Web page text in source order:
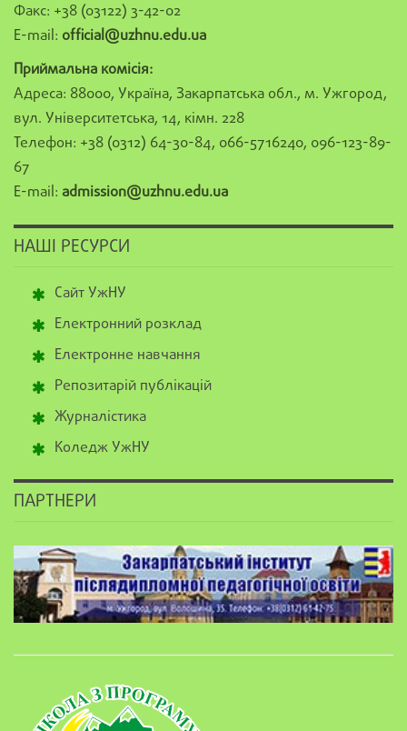
Факс: +38 (03122) 3-42-02
E-mail: official@uzhnu.edu.ua
Приймальна комісія:
Адреса: 88000, Україна, Закарпатська обл., м. Ужгород,
вул. Університетська, 14, кімн. 228
Телефон: +38 (0312) 64-30-84, 066-5716240, 096-123-89-
67
E-mail: admission@uzhnu.edu.ua
НАШІ РЕСУРСИ
Сайт УжНУ
Електронний розклад
Електронне навчання
Репозитарій публікацій
Журналістика
Коледж УжНУ
ПАРТНЕРИ